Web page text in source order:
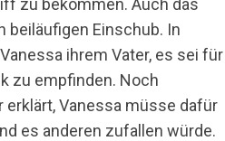
zu bekommen. Auch das
beiläufigen Einschub. In
ihrem Vater, es sei für
zu empfinden. Noch
Vanessa müsse dafür
es anderen zufallen würde.